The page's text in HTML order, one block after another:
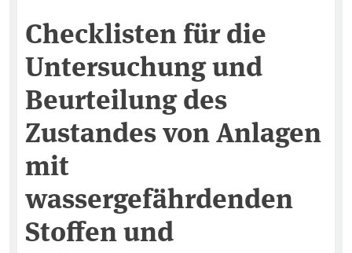
Checklisten für die
Untersuchung und
Beurteilung des
Zustandes von Anlagen
mit
wassergefährdenden
Stoffen und